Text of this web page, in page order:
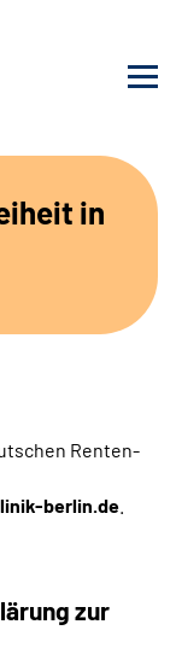
in
Renten-
berlin.de
zur